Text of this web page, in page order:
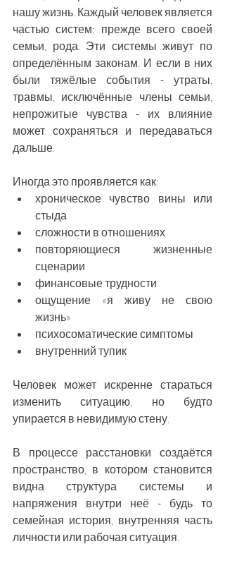
нашу жизнь. Каждый человек является
частью систем: прежде всего своей
семьи, рода. Эти системы живут по
определённым законам. И если в них
были тяжёлые события - утраты,
травмы, исключённые члены семьи,
непрожитые чувства - их влияние
может сохраняться и передаваться
дальше.
Иногда это проявляется как:
хроническое чувство вины или
стыда
сложности в отношениях
повторяющиеся жизненные
сценарии
финансовые трудности
ощущение «я живу не свою
жизнь»
психосоматические симптомы
внутренний тупик
Человек может искренне стараться
изменить ситуацию, но будто
упирается в невидимую стену.
В процессе расстановки создаётся
пространство, в котором становится
видна структура системы и
напряжения внутри неё - будь то
семейная история, внутренняя часть
личности или рабочая ситуация.